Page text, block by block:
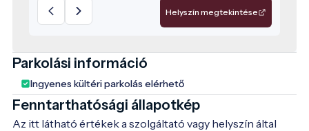
Helyszín megtekintése
Parkolási információ
Ingyenes kültéri parkolás elérhető
Fenntarthatósági állapotkép
Az itt látható értékek a szolgáltató vagy helyszín által